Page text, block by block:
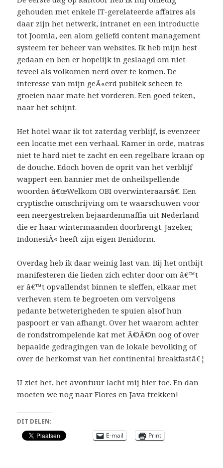
gehouden met enkele IT-gerelateerde affaires als
daar zijn het netwerk, intranet en een introductie
tot Joomla, een alom geliefd content management
systeem ter beheer van websites. Ik heb mijn best
gedaan en ben er hopelijk in geslaagd om niet
teveel als volkomen nerd over te komen. De
interesse van mijn geÃ«erd publiek scheen te
groeien naar mate het vorderen. Een goed teken,
naar het schijnt.
Het hotel waar ik tot zaterdag verblijf, is evenzeer
een locatie met een verhaal. Kamer in orde, matras
niet te hard niet te zacht en een regelbare kraan op
de douche. Edoch boven de oprit van het verblijf
wappert een bannier met de onheilspellende
woorden â€œWelkom OBI overwinteraarsâ€. Een
cryptische omschrijving om te waarschuwen voor
een neergestreken bejaardenmaffia uit Nederland
die er haar wintermaanden doorbrengt. Jazeker,
IndonesiÃ« heeft zijn eigen Benidorm.
Overdag heb ik daar weinig last van. Bij het ontbijt
manifesteren die lieden zich echter door om â€™t
er â€™t opvallendst binnen te sleffen, elkaar met
verheven stem te begroeten om vervolgens
pedante betweterigheden te spuien alsof hun
paspoort er van afhangt. Over het waarom achter
de rondstrompelende kat met Ã©Ã©n oog of over
bepaalde gedragingen van de lokale bevolking of
over de herkomst van het continental breakfastâ€¦
U ziet het, het avontuur lacht mij hier toe. En dan
moeten we nog naar Flores en Java trekken!
DIT DELEN:
E-mail
Print